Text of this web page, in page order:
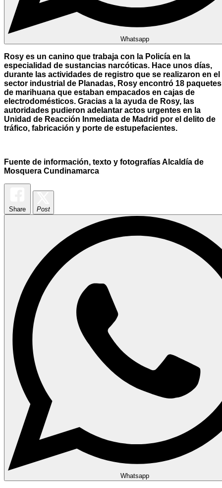
Whatsapp
Rosy es un canino que trabaja con la Policía en la
especialidad de sustancias narcóticas. Hace unos días,
durante las actividades de registro que se realizaron en el
sector industrial de Planadas, Rosy encontró 18 paquetes
de marihuana que estaban empacados en cajas de
electrodomésticos. Gracias a la ayuda de Rosy, las
autoridades pudieron adelantar actos urgentes en la
Unidad de Reacción Inmediata de Madrid por el delito de
tráfico, fabricación y porte de estupefacientes.
Fuente de información, texto y fotografías Alcaldía de
Mosquera Cundinamarca
Share Post
Whatsapp